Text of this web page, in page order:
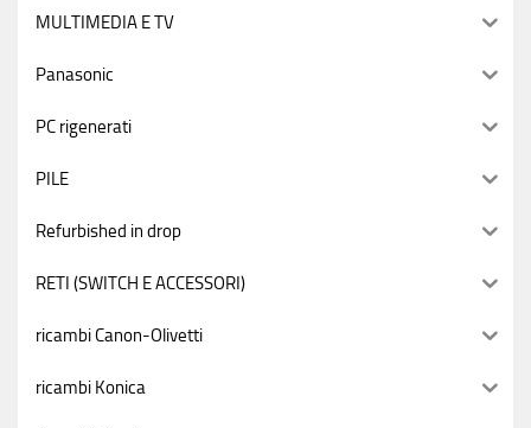
MULTIMEDIA E TV
Panasonic
PC rigenerati
PILE
Refurbished in drop
RETI (SWITCH E ACCESSORI)
ricambi Canon-Olivetti
ricambi Konica